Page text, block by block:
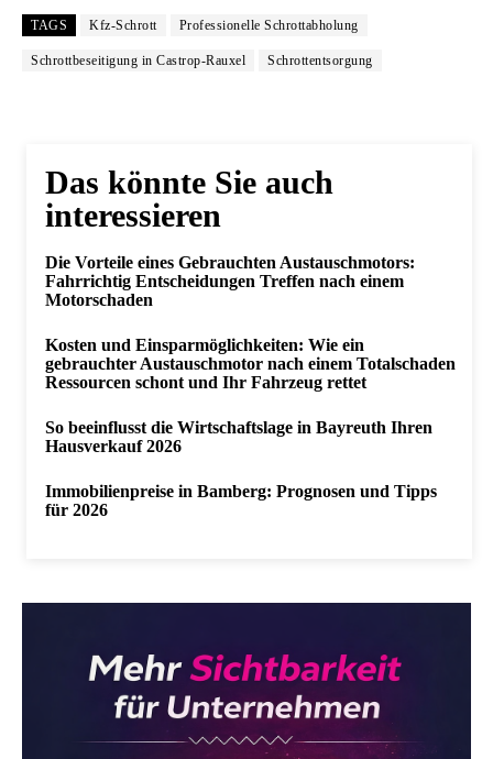
TAGS Kfz-Schrott Professionelle Schrottabholung
Schrottbeseitigung in Castrop-Rauxel Schrottentsorgung
Das könnte Sie auch
interessieren
Die Vorteile eines Gebrauchten Austauschmotors:
Fahrrichtig Entscheidungen Treffen nach einem
Motorschaden
Kosten und Einsparmöglichkeiten: Wie ein
gebrauchter Austauschmotor nach einem Totalschaden
Ressourcen schont und Ihr Fahrzeug rettet
So beeinflusst die Wirtschaftslage in Bayreuth Ihren
Hausverkauf 2026
Immobilienpreise in Bamberg: Prognosen und Tipps
für 2026